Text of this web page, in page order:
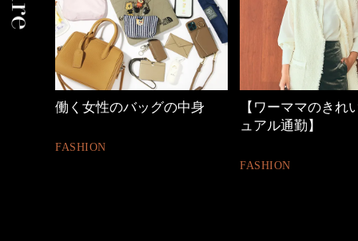
【ワーママのきれいめカジ
40代の小顔メイク